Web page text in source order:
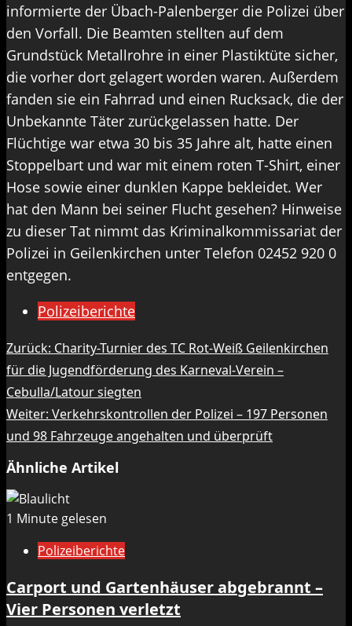
informierte der Übach-Palenberger die Polizei über
den Vorfall. Die Beamten stellten auf dem
Grundstück Metallrohre in einer Plastiktüte sicher,
die vorher dort gelagert worden waren. Außerdem
fanden sie ein Fahrrad und einen Rucksack, die der
Unbekannte Täter zurückgelassen hatte. Der
Flüchtige war etwa 30 bis 35 Jahre alt, hatte einen
Stoppelbart und war mit einem roten T-Shirt, einer
Hose sowie einer dunklen Kappe bekleidet. Wer
hat den Mann bei seiner Flucht gesehen? Hinweise
zu dieser Tat nimmt das Kriminalkommissariat der
Polizei in Geilenkirchen unter Telefon 02452 920 0
entgegen.
Polizeiberichte
Beitragsnavigation
Zurück: Charity-Turnier des TC Rot-Weiß Geilenkirchen
für die Jugendförderung des Karneval-Verein –
Cebulla/Latour siegten
Weiter: Verkehrskontrollen der Polizei – 197 Personen
und 98 Fahrzeuge angehalten und überprüft
Ähnliche Artikel
1 Minute gelesen
Polizeiberichte
Carport und Gartenhäuser abgebrannt –
Vier Personen verletzt